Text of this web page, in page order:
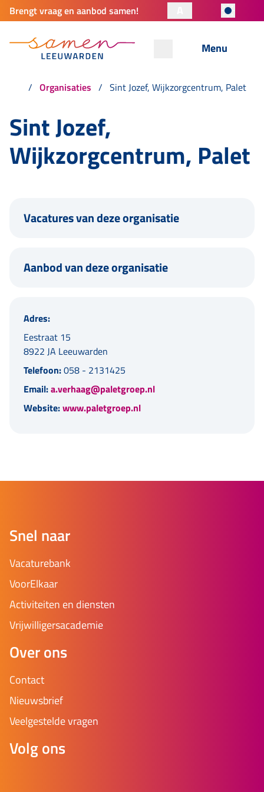
Brengt vraag en aanbod samen!
Menu
Organisaties Sint Jozef, Wijkzorgcentrum, Palet
Sint Jozef,
Wijkzorgcentrum, Palet
Vacatures van deze organisatie
Aanbod van deze organisatie
Adres:
Eestraat 15
8922 JA Leeuwarden
Telefoon:058 - 2131425
Email:a.verhaag@paletgroep.nl
Website:www.paletgroep.nl
Snel naar
Vacaturebank
VoorElkaar
Activiteiten en diensten
Vrijwilligersacademie
Over ons
Contact
Nieuwsbrief
Veelgestelde vragen
Volg ons